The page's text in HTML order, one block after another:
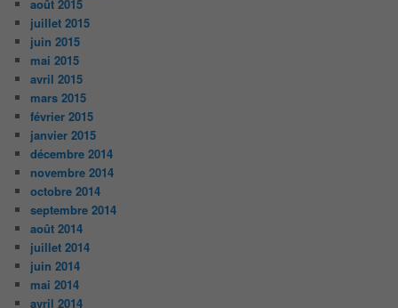
août 2015
juillet 2015
juin 2015
mai 2015
avril 2015
mars 2015
février 2015
janvier 2015
décembre 2014
novembre 2014
octobre 2014
septembre 2014
août 2014
juillet 2014
juin 2014
mai 2014
avril 2014